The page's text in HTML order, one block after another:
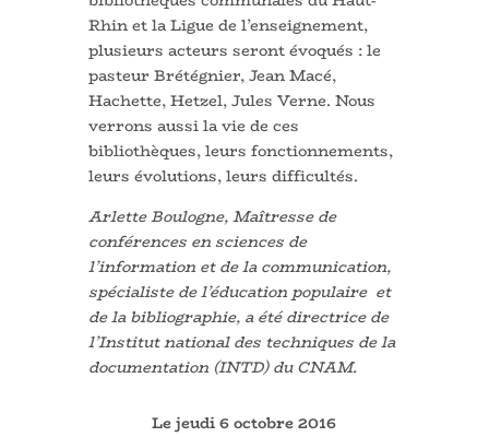
Rhin et la Ligue de l’enseignement,
plusieurs acteurs seront évoqués : le
pasteur Brétégnier, Jean Macé,
Hachette, Hetzel, Jules Verne. Nous
verrons aussi la vie de ces
bibliothèques, leurs fonctionnements,
leurs évolutions, leurs difficultés.
Arlette Boulogne, Maîtresse de
conférences en sciences de
l’information et de la communication,
spécialiste de l’éducation populaire et
de la bibliographie, a été directrice de
l’Institut national des techniques de la
documentation (INTD) du CNAM.
Le jeudi 6 octobre 2016